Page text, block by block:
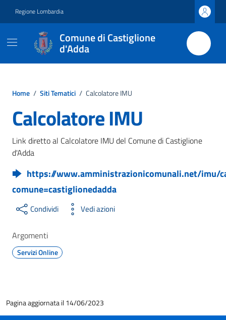
Regione Lombardia
Comune di Castiglione
d'Adda
Home / Siti Tematici / Calcolatore IMU
Calcolatore IMU
Link diretto al Calcolatore IMU del Comune di Castiglione
d'Adda
https://www.amministrazionicomunali.net/imu/
comune=castiglionedadda
Condividi Vedi azioni
Argomenti
Servizi Online
Pagina aggiornata il 14/06/2023